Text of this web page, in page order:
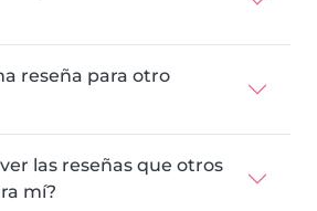
reseña para otro
las reseñas que otros
mí?